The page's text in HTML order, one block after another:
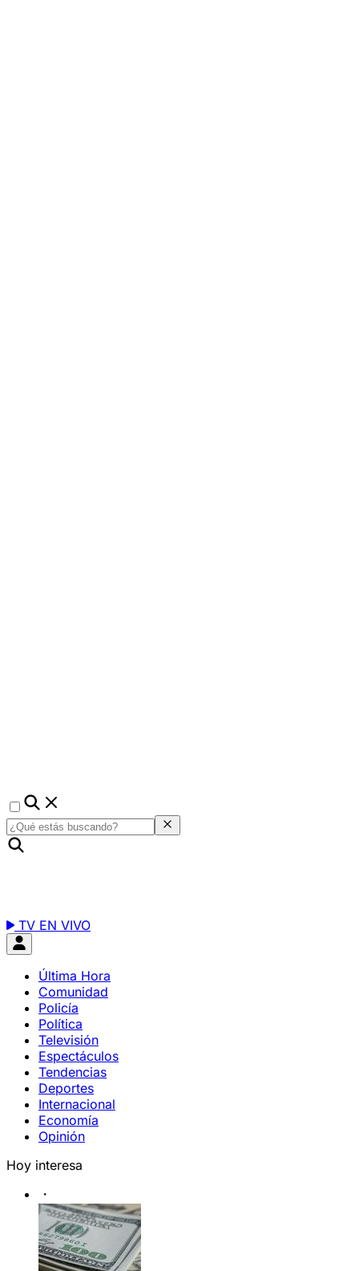
TV EN VIVO
Última Hora
Comunidad
Policía
Política
Televisión
Espectáculos
Tendencias
Deportes
Internacional
Economía
Opinión
Hoy interesa